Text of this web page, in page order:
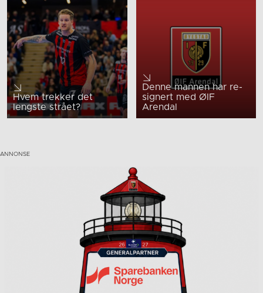
Hvem trekker det
lengste strået?
Denne mannen har re-
signert med ØIF
Arendal